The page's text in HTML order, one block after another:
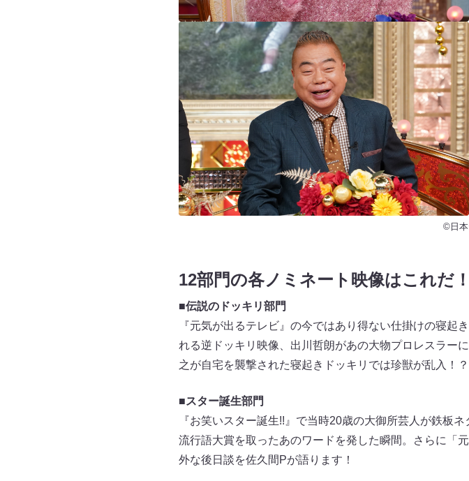
©日
12部門の各ノミネート映像はこれだ！
■伝説のドッキリ部門
『元気が出るテレビ』の今ではあり得ない仕掛けの寝起
れる逆ドッキリ映像、出川哲朗があの大物プロレスラー
之が自宅を襲撃された寝起きドッキリでは珍獣が乱入！？
■スター誕生部門
『お笑いスター誕生!!』で当時20歳の大御所芸人が鉄板
流行語大賞を取ったあのワードを発した瞬間。さらに「
外な後日談を佐久間Pが語ります！